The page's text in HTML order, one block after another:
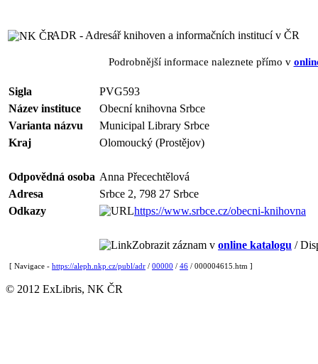
ADR - Adresář knihoven a informačních institucí v ČR
Podrobnější informace naleznete přímo v
Sigla
PVG593
Název instituce
Obecní knihovna Srbce
Varianta názvu
Municipal Library Srbce
Kraj
Olomoucký (Prostějov)
Odpovědná osoba Anna Přecechtělová
Adresa
Srbce 2, 798 27 Srbce
Odkazy
https://www.srbce.cz/obecni-knihovna
Zobrazit záznam v online katalogu /
[ Navigace - https://aleph.nkp.cz/publ/adr / 00000 / 46 / 000004615.htm ]
© 2012 ExLibris, NK ČR